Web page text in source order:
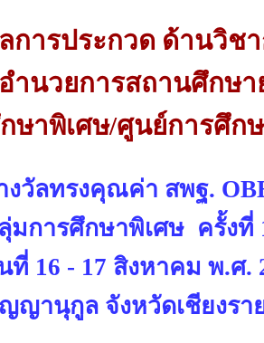
การประกวด ด้านวิช
ำนวยการสถานศึกษา
ษาพิเศษ/ศูนย์การศึก
งวัลทรงคุณค่า สพฐ.
มการศึกษาพิเศษ ครั้งที่
ที่ 16 - 17 สิงหาคม พ.ศ.
ญานุกูล จังหวัดเชียงรา